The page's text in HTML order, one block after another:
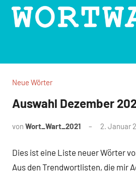
Neue Wörter
Auswahl Dezember
von Wort_Wart_2021 2. Januar
Dies ist eine Liste neuer Wörter
Aus den Trendwortlisten, die mir